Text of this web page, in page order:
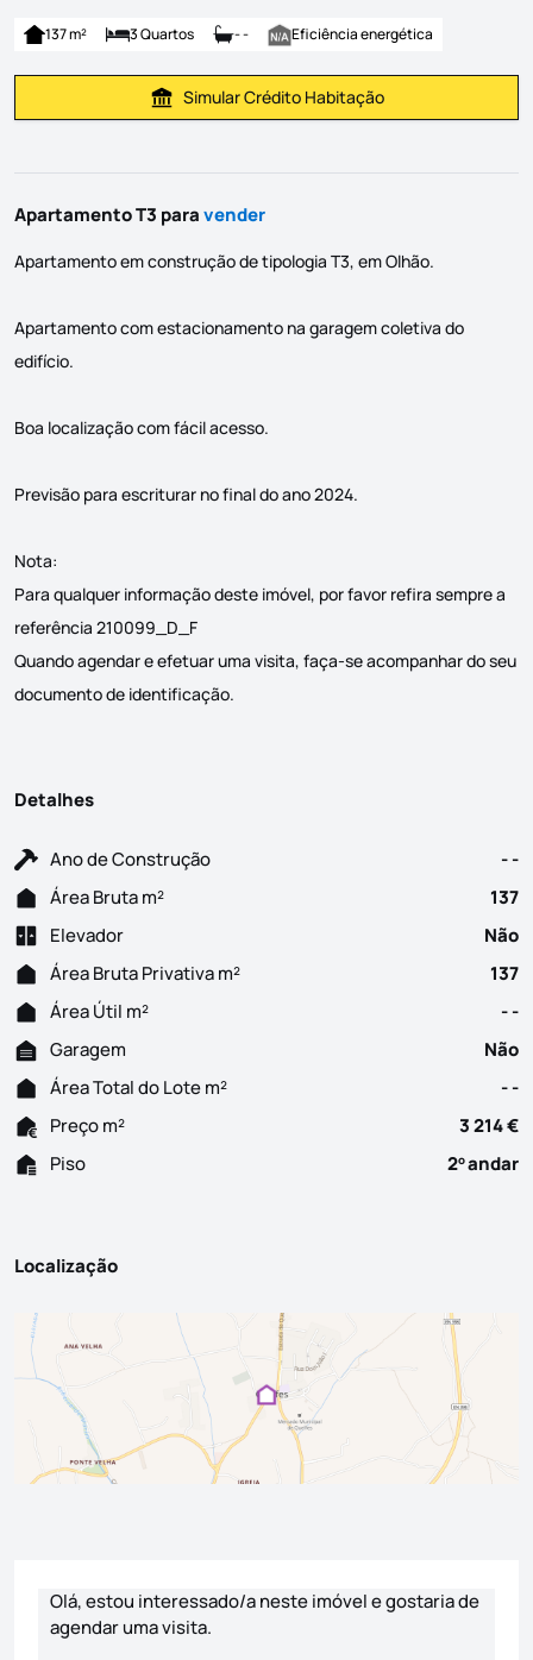
137 m² 3 Quartos - - Eficiência energética
Simular Prestação
Simular Crédito Habitação
Apartamento T3 paravender
Apartamento em construção de tipologia T3, em Olhão.
Apartamento com estacionamento na garagem coletiva do
edifício.
Boa localização com fácil acesso.
Previsão para escriturar no final do ano 2024.
Nota:
Para qualquer informação deste imóvel, por favor refira sempre a
referência 210099_D_F
Quando agendar e efetuar uma visita, faça-se acompanhar do seu
documento de identificação.
Detalhes
Ano de Construção
- -
Área Bruta m²
137
Elevador
Não
Área Bruta Privativa m²
137
Área Útil m²
- -
Garagem
Não
Área Total do Lote m²
- -
Preço m²
3 214 €
Piso
2oandar
Localização